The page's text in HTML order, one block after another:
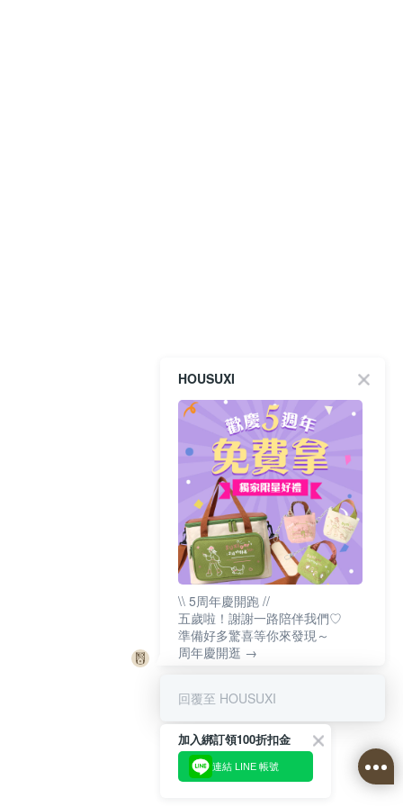
HOUSUXI
\\ 5周年慶開跑 //
五歲啦！謝謝一路陪伴我們♡
準備好多驚喜等你來發現～
周年慶開逛 →
回覆至 HOUSUXI
加入綁訂領100折扣金
連結 LINE 帳號